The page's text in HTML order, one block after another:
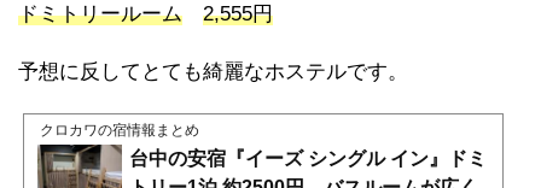
ドミトリールーム 2,555円
予想に反してとても綺麗なホステルです。
クロカワの宿情報まとめ
台中の安宿『イーズ シングル イン』ドミ